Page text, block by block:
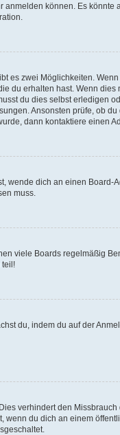
können. Es könnte
es zwei Möglichkeiten. Wenn
du erhalten hast. Wenn
du dies selbst erledigen
Ansonsten prüfe, ob
dann kontaktiere einen
wende dich an einen Board-
muss.
viele Boards regelmäßig
teil!
du, indem du auf der
verhindert den
du dich an einem